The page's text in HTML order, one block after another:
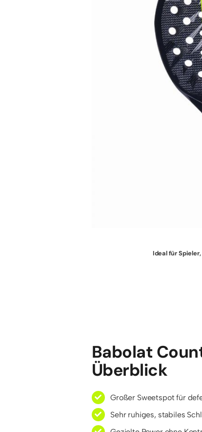
Ideal für
Babolat
Überblick
Großer Sweetspot für
Sehr ruhiges, stabiles